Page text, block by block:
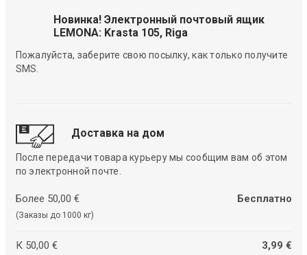
Новинка! Электронный почтовый ящик
LEMONA: Krasta 105, Riga
Пожалуйста, заберите свою посылку, как только получите
SMS.
Доставка на дом
После передачи товара курьеру мы сообщим вам об этом
по электронной почте.
Более 50,00 €
(Заказы до 1000 кг)
Бесплатно
К 50,00 € 3,99 €